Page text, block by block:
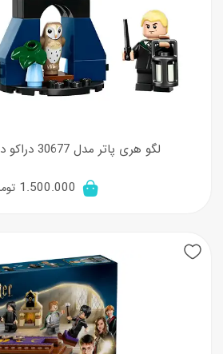
لگو هری پاتر مدل 30677 دراکو در جنگل ممنوعه
1.500.000